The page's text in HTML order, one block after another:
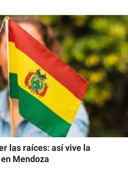
las raíces: así vive la
Mendoza